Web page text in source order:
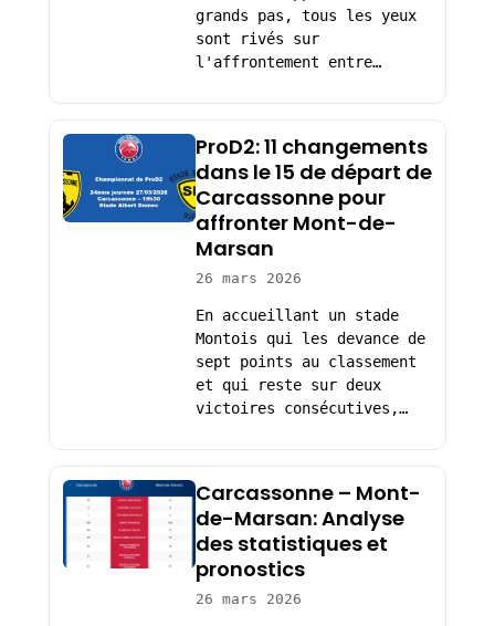
grands pas, tous les yeux
sont rivés sur
l'affrontement entre…
ProD2: 11 changements
dans le 15 de départ de
Carcassonne pour
affronter Mont-de-
Marsan
26 mars 2026
En accueillant un stade
Montois qui les devance de
sept points au classement
et qui reste sur deux
victoires consécutives,…
Carcassonne – Mont-
de-Marsan: Analyse
des statistiques et
pronostics
26 mars 2026